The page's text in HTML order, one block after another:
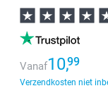
Vanaf10,99
Verzendkosten niet